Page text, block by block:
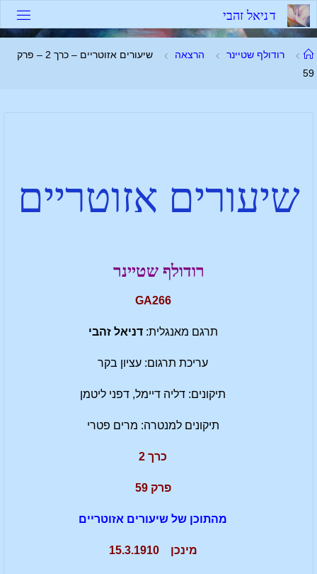
דניאל זהבי
רודולף שטיינר הרצאה
שיעורים אזוטריים – כרך 2 – פרק
59
שיעורים אזוטריים
רודולף שטיינר
GA266
תרגם מאנגלית:דניאל זהבי
עריכת תרגום: עציון בקר
תיקונים: דליה דיימל, דפני ליטמן
תיקונים למנטרה: מרים פטרי
כרך 2
פרק 59
מהתוכן של שיעורים אזוטריים
מינכן 15.3.1910